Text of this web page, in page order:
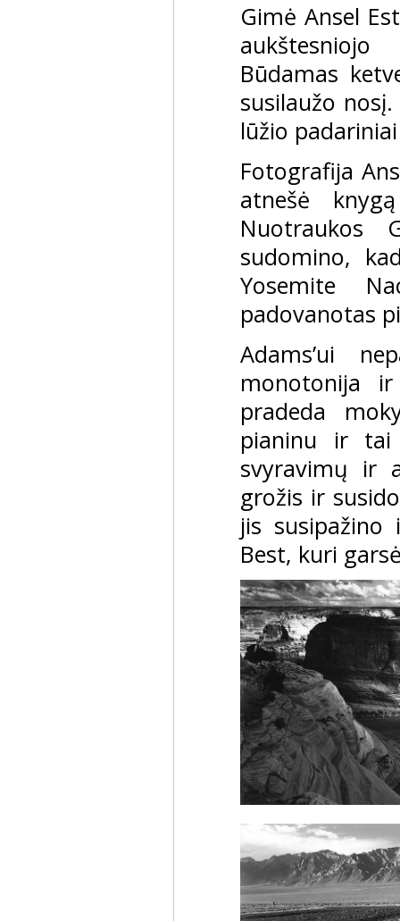
Gimė Ansel
Būdamas
susilaužo
lūžio
Fotografija
atnešė
Nuotraukos
sudomino,
Yosemite
padovanotas
Adams’ui
monotonija
pradeda
pianinu ir
svyravimų ir
grožis ir
jis
Best, kuri